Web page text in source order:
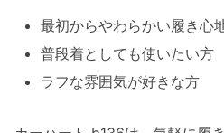
最初からやわらかい履き心
普段着としても使いたい方
ラフな雰囲気が好きな方